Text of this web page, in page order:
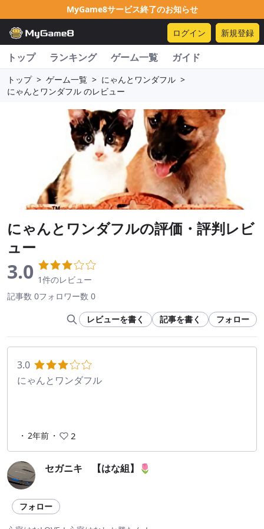
MyGame8サービス終了のお知らせ
ログイン 新規登録
トップ ランキング ゲーム一覧 ガイド
トップ > ゲーム一覧 > にゃんとワンダフル >
にゃんとワンダフル のレビュー
にゃんとワンダフルの評価・評判レビ
ュー
3.0 1件のレビュー
記事数 0フォロワー数 0
レビューを書く 記事を書く フォロー
3.0
にゃんとワンダフル
・ 2年前 ・ 2
セガニキ 【はな組】🌷
フォロー